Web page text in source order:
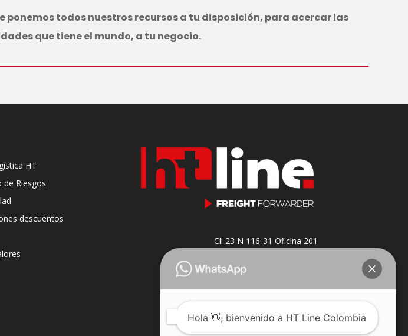
ponemos todos nuestros recursos a tu disposición, para acercar las
que tiene el mundo, a tu negocio.
HT
de Riesgos
descuentos
Cll 23 N 116-31 Oficina 201
Bogotá, Colombia.
Hola 👋, bienvenido a HT Line Colombia
¿Puedo ayudarle?